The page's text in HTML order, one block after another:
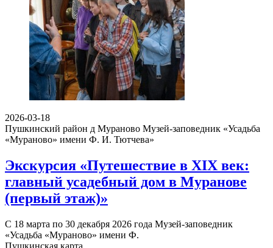
2026-03-18
Пушкинский район д Мураново Музей-заповедник «Усадьба
«Мураново» имени Ф. И. Тютчева»
Экскурсия «Путешествие в XIX век:
главный усадебный дом в Муранове
(первый этаж)»
С 18 марта по 30 декабря 2026 года Музей-заповедник
«Усадьба «Мураново» имени Ф.
Пушкинская карта